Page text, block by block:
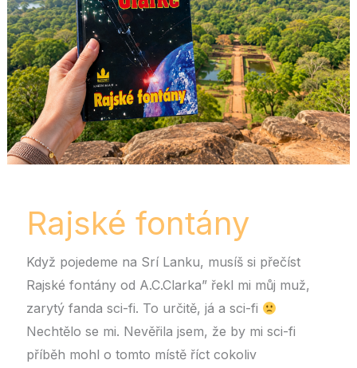
Rajské fontány
Když pojedeme na Srí Lanku, musíš si přečíst
Rajské fontány od A.C.Clarka” řekl mi můj muž,
zarytý fanda sci-fi. To určitě, já a sci-fi
Nechtělo se mi. Nevěřila jsem, že by mi sci-fi
příběh mohl o tomto místě říct cokoliv